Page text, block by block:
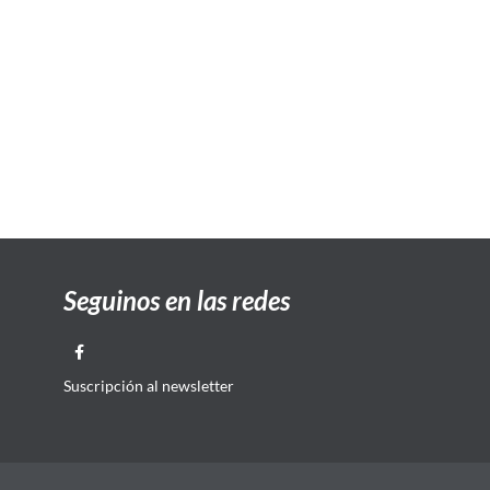
Seguinos en las redes
Suscripción al newsletter